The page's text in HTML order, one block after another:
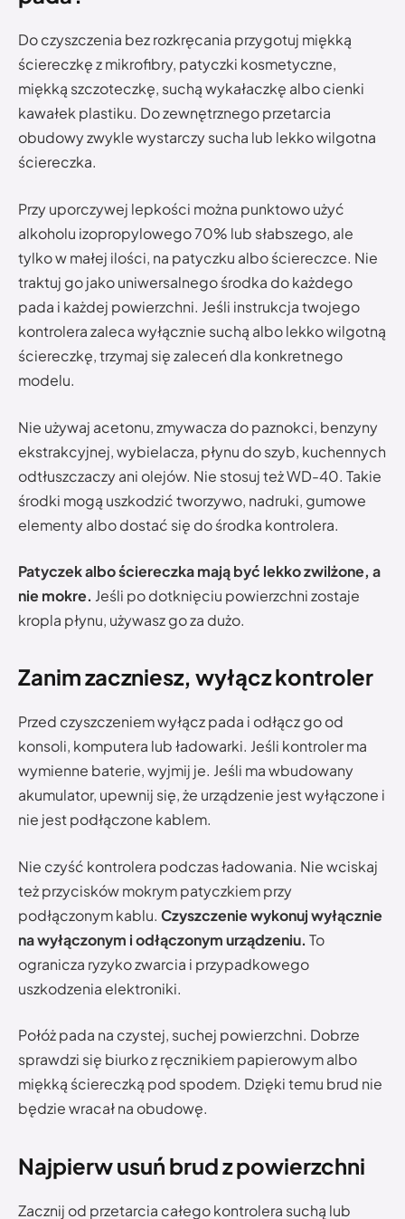
Do czyszczenia bez rozkręcania przygotuj miękką
ściereczkę z mikrofibry, patyczki kosmetyczne,
miękką szczoteczkę, suchą wykałaczkę albo cienki
kawałek plastiku. Do zewnętrznego przetarcia
obudowy zwykle wystarczy sucha lub lekko wilgotna
ściereczka.
Przy uporczywej lepkości można punktowo użyć
alkoholu izopropylowego 70% lub słabszego, ale
tylko w małej ilości, na patyczku albo ściereczce. Nie
traktuj go jako uniwersalnego środka do każdego
pada i każdej powierzchni. Jeśli instrukcja twojego
kontrolera zaleca wyłącznie suchą albo lekko wilgotną
ściereczkę, trzymaj się zaleceń dla konkretnego
modelu.
Nie używaj acetonu, zmywacza do paznokci, benzyny
ekstrakcyjnej, wybielacza, płynu do szyb, kuchennych
odtłuszczaczy ani olejów. Nie stosuj też WD-40. Takie
środki mogą uszkodzić tworzywo, nadruki, gumowe
elementy albo dostać się do środka kontrolera.
Patyczek albo ściereczka mają być lekko zwilżone, a
nie mokre. Jeśli po dotknięciu powierzchni zostaje
kropla płynu, używasz go za dużo.
Zanim zaczniesz, wyłącz kontroler
Przed czyszczeniem wyłącz pada i odłącz go od
konsoli, komputera lub ładowarki. Jeśli kontroler ma
wymienne baterie, wyjmij je. Jeśli ma wbudowany
akumulator, upewnij się, że urządzenie jest wyłączone i
nie jest podłączone kablem.
Nie czyść kontrolera podczas ładowania. Nie wciskaj
też przycisków mokrym patyczkiem przy
podłączonym kablu. Czyszczenie wykonuj wyłącznie
na wyłączonym i odłączonym urządzeniu. To
ogranicza ryzyko zwarcia i przypadkowego
uszkodzenia elektroniki.
Połóż pada na czystej, suchej powierzchni. Dobrze
sprawdzi się biurko z ręcznikiem papierowym albo
miękką ściereczką pod spodem. Dzięki temu brud nie
będzie wracał na obudowę.
Najpierw usuń brud z powierzchni
Zacznij od przetarcia całego kontrolera suchą lub